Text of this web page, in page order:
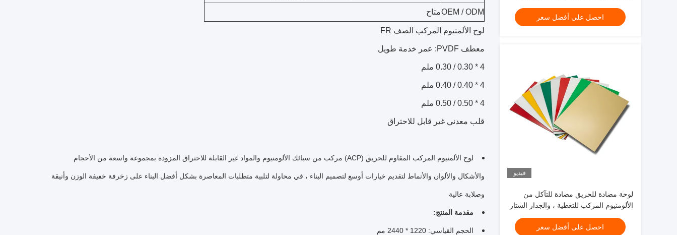
المتجر ، تزيين الداخلية
احصل على أفضل سعر
فيديو
لوحة مضادة للحريق مضادة للتآكل من
الألومنيوم المركب للتغطية ، والجدار الستار
، والسقف
احصل على أفضل سعر
OEM / ODMمتاح
لوح الألمنيوم المركب الصف FR
معطف PVDF: عمر خدمة طويل
4 * 0.30 / 0.30 ملم
4 * 0.40 / 0.40 ملم
4 * 0.50 / 0.50 ملم
قلب معدني غير قابل للاحتراق
لوح الألمنيوم المركب المقاوم للحريق (ACP) مركب من سبائك الألومنيوم والمواد غير القابلة للاحتراق المزودة بمجموعة واسعة من الأحجام
والأشكال والألوان والأنماط لتقديم خيارات أوسع لتصميم البناء ، في محاولة لتلبية متطلبات المعاصرة بشكل أفضل البناء على زخرفة خفيفة الوزن وأنيقة
وصلابة عالية
مقدمة المنتج:
الحجم القياسي: 1220 * 2440 مم